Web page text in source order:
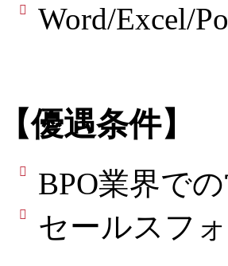
Word/Excel/
優遇条件】
BPO業界で
セールスフ